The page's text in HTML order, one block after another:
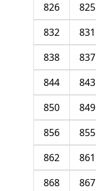
825
826
831
832
837
838
843
844
849
850
855
856
861
862
867
868